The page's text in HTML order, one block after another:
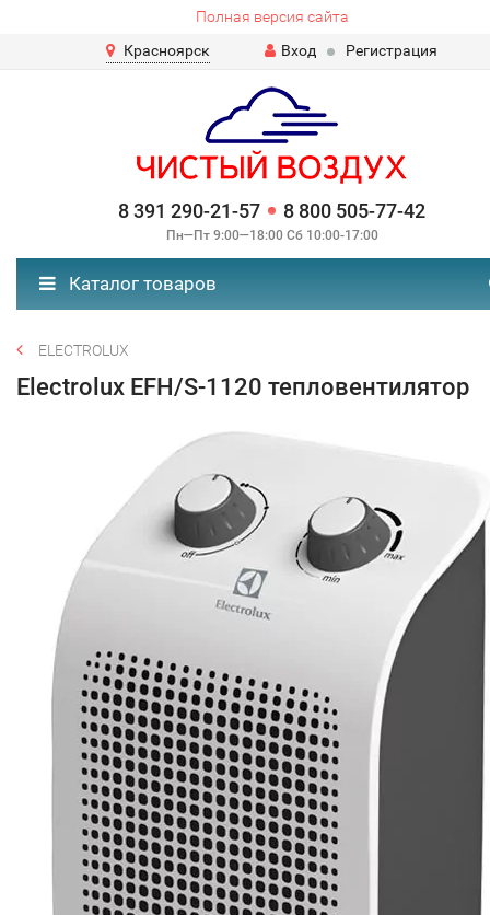
Полная версия сайта
Красноярск
Вход Регистрация
8 391 290-21-57 8 800 505-77-42
Пн—Пт 9:00—18:00 Сб 10:00-17:00
Каталог товаров
ELECTROLUX
Electrolux EFH/S-1120 тепловентилятор